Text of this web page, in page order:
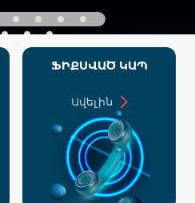
ՖԻՔՍՎԱԾ ԿԱՊ
Ավելին